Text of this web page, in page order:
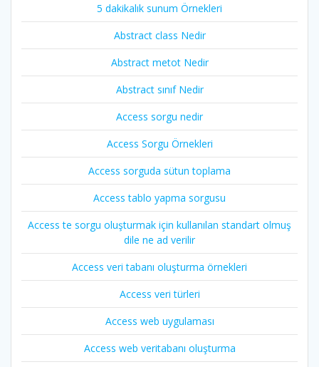
5 dakikalık sunum Örnekleri
Abstract class Nedir
Abstract metot Nedir
Abstract sınıf Nedir
Access sorgu nedir
Access Sorgu Örnekleri
Access sorguda sütun toplama
Access tablo yapma sorgusu
Access te sorgu oluşturmak için kullanılan standart olmuş
dile ne ad verilir
Access veri tabanı oluşturma örnekleri
Access veri türleri
Access web uygulaması
Access web veritabanı oluşturma